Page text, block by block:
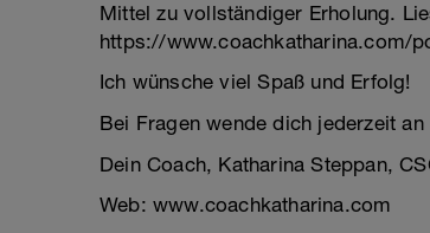
Mittel zu vollständiger Erholung.
https://www.coachkatharina.com/
Ich wünsche viel Spaß und Erfolg!
Bei Fragen wende dich jederzeit an
Dein Coach, Katharina Steppan,
Web: www.coachkatharina.com